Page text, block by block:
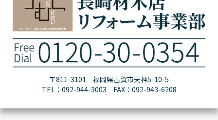
〒811-3101 福岡県古賀市天神5-10-5
TEL：092-944-3003 FAX：092-943-6208